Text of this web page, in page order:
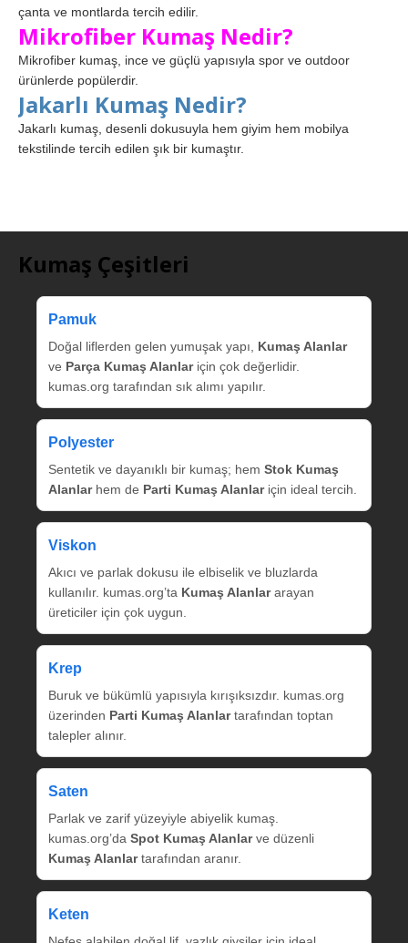
çanta ve montlarda tercih edilir.
Mikrofiber Kumaş Nedir?
Mikrofiber kumaş, ince ve güçlü yapısıyla spor ve outdoor
ürünlerde popülerdir.
Jakarlı Kumaş Nedir?
Jakarlı kumaş, desenli dokusuyla hem giyim hem mobilya
tekstilinde tercih edilen şık bir kumaştır.
Kumaş Çeşitleri
Pamuk
Doğal liflerden gelen yumuşak yapı, Kumaş Alanlar
ve Parça Kumaş Alanlariçin çok değerlidir.
kumas.org tarafından sık alımı yapılır.
Polyester
Sentetik ve dayanıklı bir kumaş; hem Stok Kumaş
Alanlarhem de Parti Kumaş Alanlariçin ideal tercih.
Viskon
Akıcı ve parlak dokusu ile elbiselik ve bluzlarda
kullanılır. kumas.org’ta Kumaş Alanlararayan
üreticiler için çok uygun.
Krep
Buruk ve bükümlü yapısıyla kırışıksızdır. kumas.org
üzerinden Parti Kumaş Alanlartarafından toptan
talepler alınır.
Saten
Parlak ve zarif yüzeyiyle abiyelik kumaş.
kumas.org’da Spot Kumaş Alanlarve düzenli
Kumaş Alanlartarafından aranır.
Keten